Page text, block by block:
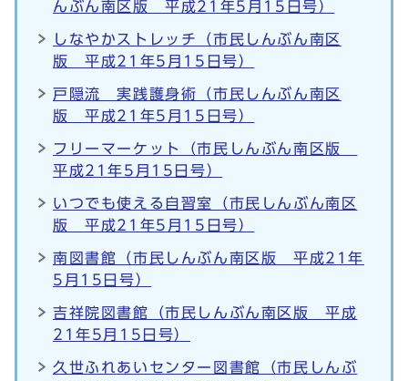
んぶん南区版 平成21年5月15日号）
しなやかストレッチ（市民しんぶん南区
版 平成21年5月15日号）
戸隠流 実践護身術（市民しんぶん南区
版 平成21年5月15日号）
フリーマーケット（市民しんぶん南区版
平成21年5月15日号）
いつでも使える自習室（市民しんぶん南区
版 平成21年5月15日号）
南図書館（市民しんぶん南区版 平成21年
5月15日号）
吉祥院図書館（市民しんぶん南区版 平成
21年5月15日号）
久世ふれあいセンター図書館（市民しんぶ